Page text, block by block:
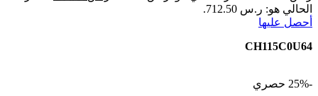
الحالي هو: ر.س 712.50.
أحصل عليها
CH115C0U64
-25% حصري